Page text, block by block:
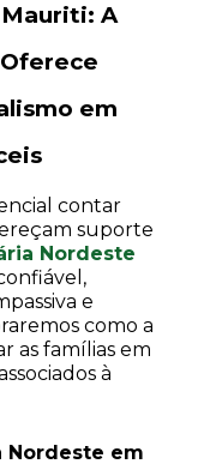
A
em
contar
suporte
Nordeste
e
como a
as famílias em
à
Nordeste em